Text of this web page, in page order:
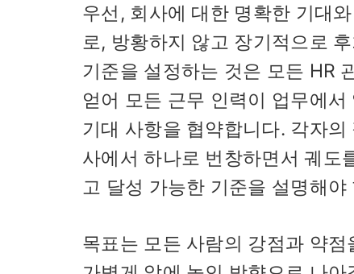
우선, 회사에 대한 명확한 기대
로, 방황하지 않고 장기적으로
기준을 설정하는 것은 모든 HR
얻어 모든 근무 인력이 업무에
기대 사항을 협약합니다. 각자
사에서 하나로 번창하면서 궤도
고 달성 가능한 기준을 설명해야
목표는 모든 사람의 강점과 약